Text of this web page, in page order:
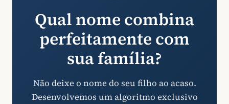
Qual nome combina
perfeitamente com
sua família?
Não deixe o nome do seu filho ao acaso.
Desenvolvemos um algoritmo exclusivo